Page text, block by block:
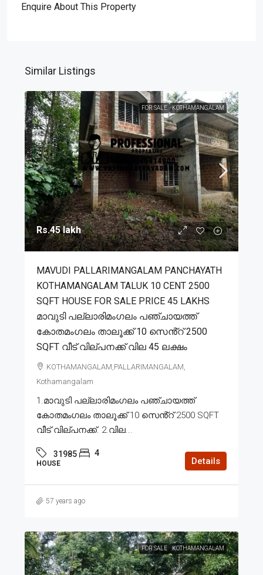
Enquire About This Property
Similar Listings
FOR SALE KOTHAMANGALAM
Rs.45 lakh
MAVUDI PALLARIMANGALAM PANCHAYATH
KOTHAMANGALAM TALUK 10 CENT 2500
SQFT HOUSE FOR SALE PRICE 45 LAKHS
മാവുടി പല്ലാരിമംഗലം പഞ്ചായത്ത്
കോതമംഗലം താലൂക്ക് 10 സെൻ്റ് 2500
SQFT വീട് വില്പനക്ക് വില 45 ലക്ഷം
KOTHAMANGALAM,PALLARIMANGALAM,
Kothamangalam
1.മാവുടി പല്ലാരിമംഗലം പഞ്ചായത്ത്
കോതമംഗലം താലൂക്ക് 10 സെൻ്റ് 2500 SQFT
വീട് വില്പനക്ക്. 2.വില...
31985 4
HOUSE Details
57 years ago
FOR SALE KOTHAMANGALAM